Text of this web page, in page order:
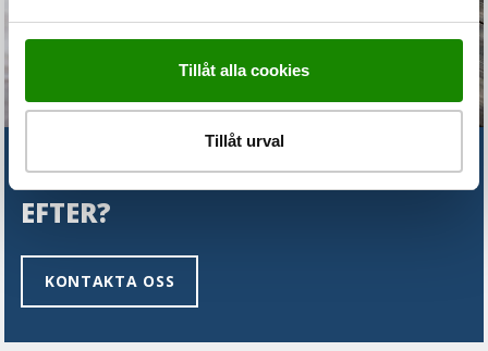
Tillåt alla cookies
Tillåt urval
HITTAR DU INTE DET DU LETAR
EFTER?
KONTAKTA OSS